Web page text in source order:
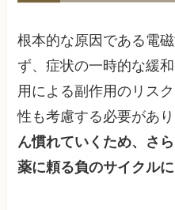
根本的な原因である電
ず、症状の一時的な緩
用による副作用のリス
性も考慮する必要があ
ん慣れていくため、さ
薬に頼る負のサイクル